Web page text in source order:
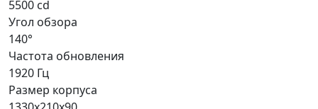
5500 cd
Угол обзора
140°
Частота обновления
1920 Гц
Размер корпуса